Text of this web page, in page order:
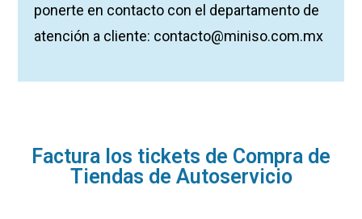
ponerte en contacto con el departamento de
atención a cliente: contacto@miniso.com.mx
Factura los tickets de Compra de
Tiendas de Autoservicio